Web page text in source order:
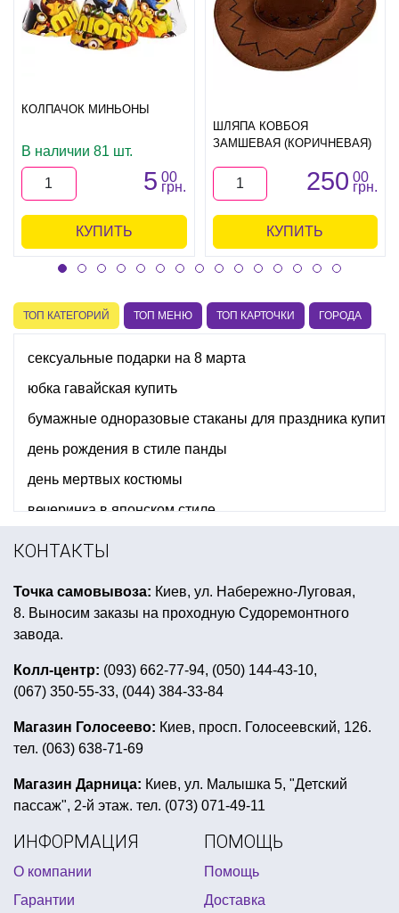
КОЛПАЧОК МИНЬОНЫ
В наличии 81 шт.
5 00
грн.
КУПИТЬ
ШЛЯПА КОВБОЯ
ЗАМШЕВАЯ (КОРИЧНЕВАЯ)
250 00
грн.
КУПИТЬ
ТОП КАТЕГОРИЙ ТОП МЕНЮ ТОП КАРТОЧКИ ГОРОДА
сексуальные подарки на 8 марта
юбка гавайская купить
бумажные одноразовые стаканы для праздника купить
день рождения в стиле панды
день мертвых костюмы
вечеринка в японском стиле
свечи цифры для торта
шлем викинга
свечи на хэллоуин
светящиеся браслеты купить украина
белый спрей для елки минни маус день рождения
воздушные шары на детский день рождения
костюмы карнавальные для мальчиков
купить пиратскую шляпу в киеве
подарок ко дню независимости желтая вечеринка
накладные клыки купить киев баннер на хэллоуин
клоун парик
сувенирные деньги купить киев
конфетти для воздушных шаров купить
КОНТАКТЫ
Точка самовывоза: Киев, ул. Набережно-Луговая,
8. Выносим заказы на проходную Судоремонтного
завода.
Колл-центр: (093) 662-77-94, (050) 144-43-10,
(067) 350-55-33, (044) 384-33-84
Магазин Голосеево: Киев, просп. Голосеевский, 126.
тел. (063) 638-71-69
Магазин Дарница: Киев, ул. Малышка 5, "Детский
пассаж", 2-й этаж. тел. (073) 071-49-11
ИНФОРМАЦИЯ
О компании
Гарантии
ПОМОЩЬ
Помощь
Доставка